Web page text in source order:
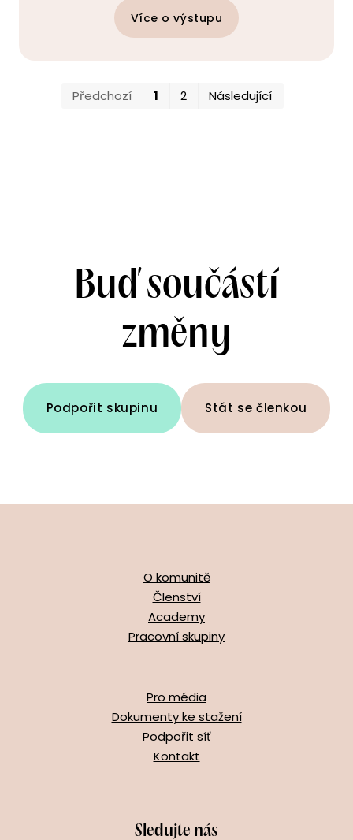
Více o výstupu
Předchozí 1 2 Následující
Buď součástí
změny
Podpořit skupinu Stát se členkou
O komunitě
Členství
Academy
Pracovní skupiny
Pro média
Dokumenty ke stažení
Podpořit síť
Kontakt
Sledujte nás